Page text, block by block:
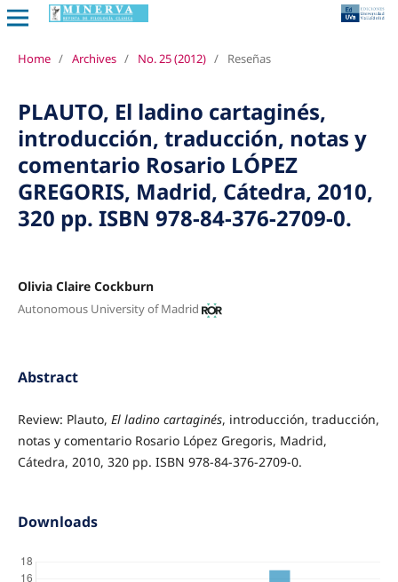
Home / Archives / No. 25 (2012) / Reseñas
PLAUTO, El ladino cartaginés,
introducción, traducción, notas y
comentario Rosario LÓPEZ
GREGORIS, Madrid, Cátedra, 2010,
320 pp. ISBN 978-84-376-2709-0.
Olivia Claire Cockburn
Autonomous University of Madrid
Abstract
Review: Plauto, El ladino cartaginés, introducción, traducción,
notas y comentario Rosario López Gregoris, Madrid,
Cátedra, 2010, 320 pp. ISBN 978-84-376-2709-0.
Downloads